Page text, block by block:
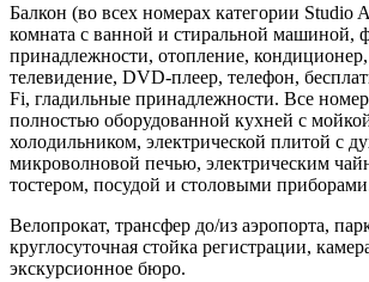
Балкон (во всех номерах категории Studio
комната с ванной и стиральной машиной,
принадлежности, отопление,
телевидение, DVD-плеер, телефон,
Fi, гладильные принадлежности. Все
полностью оборудованной кухней с
холодильником, электрической плитой с
микроволновой печью, электрическим
тостером, посудой и столовыми
Велопрокат, трансфер до/из аэропорта,
круглосуточная стойка регистрации,
экскурсионное бюро.